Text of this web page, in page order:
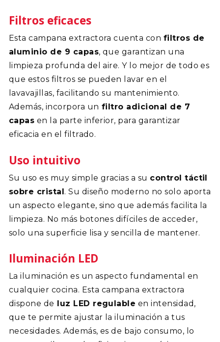
Filtros eficaces
Esta campana extractora cuenta con filtros de
aluminio de 9 capas, que garantizan una
limpieza profunda del aire. Y lo mejor de todo es
que estos filtros se pueden lavar en el
lavavajillas, facilitando su mantenimiento.
Además, incorpora un filtro adicional de 7
capas en la parte inferior, para garantizar
eficacia en el filtrado.
Uso intuitivo
Su uso es muy simple gracias a su control táctil
sobre cristal. Su diseño moderno no solo aporta
un aspecto elegante, sino que además facilita la
limpieza. No más botones difíciles de acceder,
solo una superficie lisa y sencilla de mantener.
Iluminación LED
La iluminación es un aspecto fundamental en
cualquier cocina. Esta campana extractora
dispone de luz LED regulable en intensidad,
que te permite ajustar la iluminación a tus
necesidades. Además, es de bajo consumo, lo